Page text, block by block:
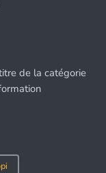
de la catégorie